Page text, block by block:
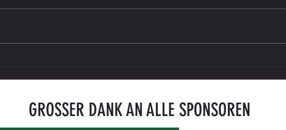
GROSSER DANK AN ALLE SPONSOREN